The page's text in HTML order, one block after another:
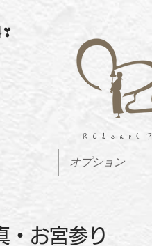
❣​富山県・石川県内出張費無料❣
​RClear(ア
オプション
・お宮参り